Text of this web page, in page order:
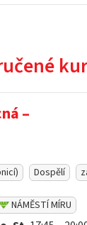
–
Dospělí
NÁMĚSTÍ MÍRU